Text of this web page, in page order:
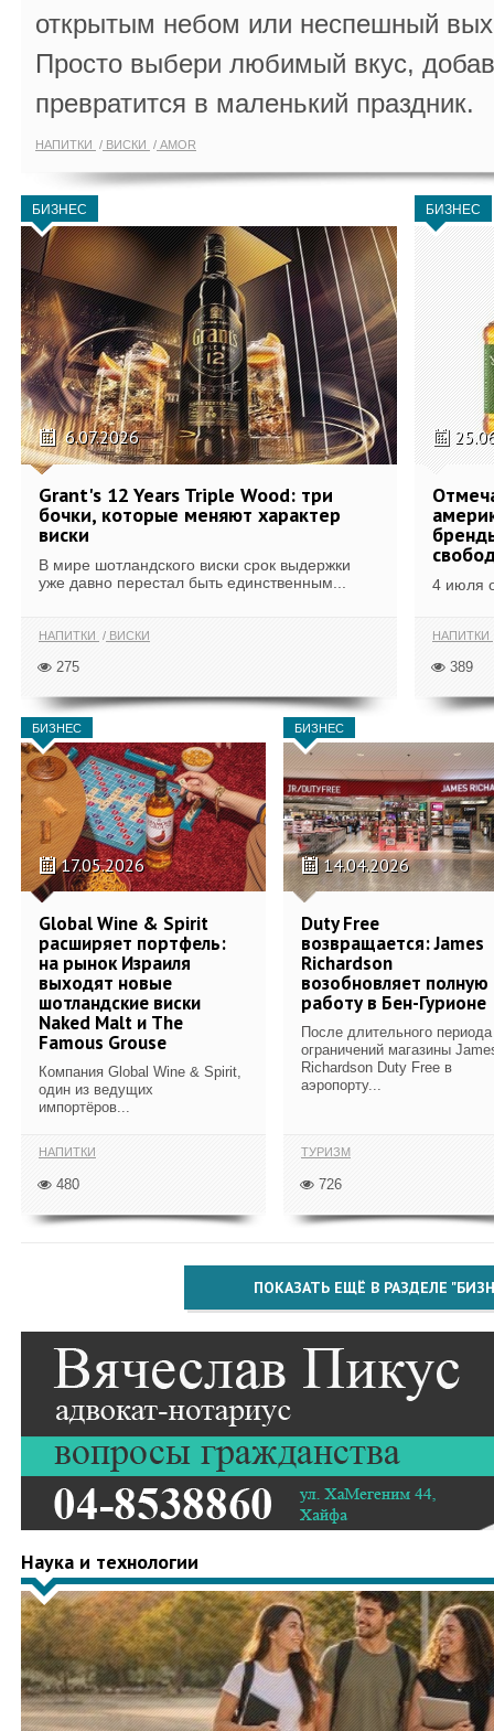
открытым небом или неспешный
Просто выбери любимый вкус,
превратится в маленький праздник.
НАПИТКИ ВИСКИ AMOR
БИЗНЕС
6.07.2026
Grant's 12 Years Triple Wood: три
бочки, которые меняют характер
виски
В мире шотландского виски срок выдержки
уже давно перестал быть единственным...
НАПИТКИ ВИСКИ
275
БИЗНЕС
4 июля
НАПИТКИ
389
БИЗНЕС
17.05.2026
Global Wine & Spirit
расширяет портфель:
на рынок Израиля
выходят новые
шотландские виски
Naked Malt и The
Famous Grouse
Компания Global Wine & Spirit,
один из ведущих
импортёров...
НАПИТКИ
480
БИЗНЕС
14.04.2026
Duty Free
возвращается: James
Richardson
возобновляет полную
работу в Бен-Гурионе
После длительного периода
ограничений магазины
Richardson Duty Free в
аэропорту...
ТУРИЗМ
726
ПОКАЗАТЬ ЕЩЁ В РАЗДЕЛЕ
Наука и технологии